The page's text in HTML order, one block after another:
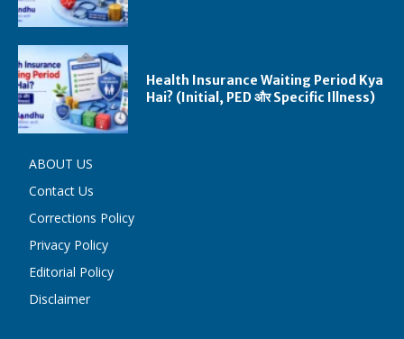
Health Insurance Waiting Period Kya
Hai? (Initial, PED और Specific Illness)
ABOUT US
Contact Us
Corrections Policy
Privacy Policy
Editorial Policy
Disclaimer